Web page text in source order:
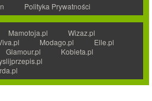
Polityka Prywatności
Mamotoja.pl
Wizaz.pl
Modago.pl
Elle.pl
Glamour.pl
Kobieta.pl